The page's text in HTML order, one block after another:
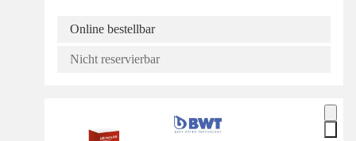
Online bestellbar
Nicht reservierbar